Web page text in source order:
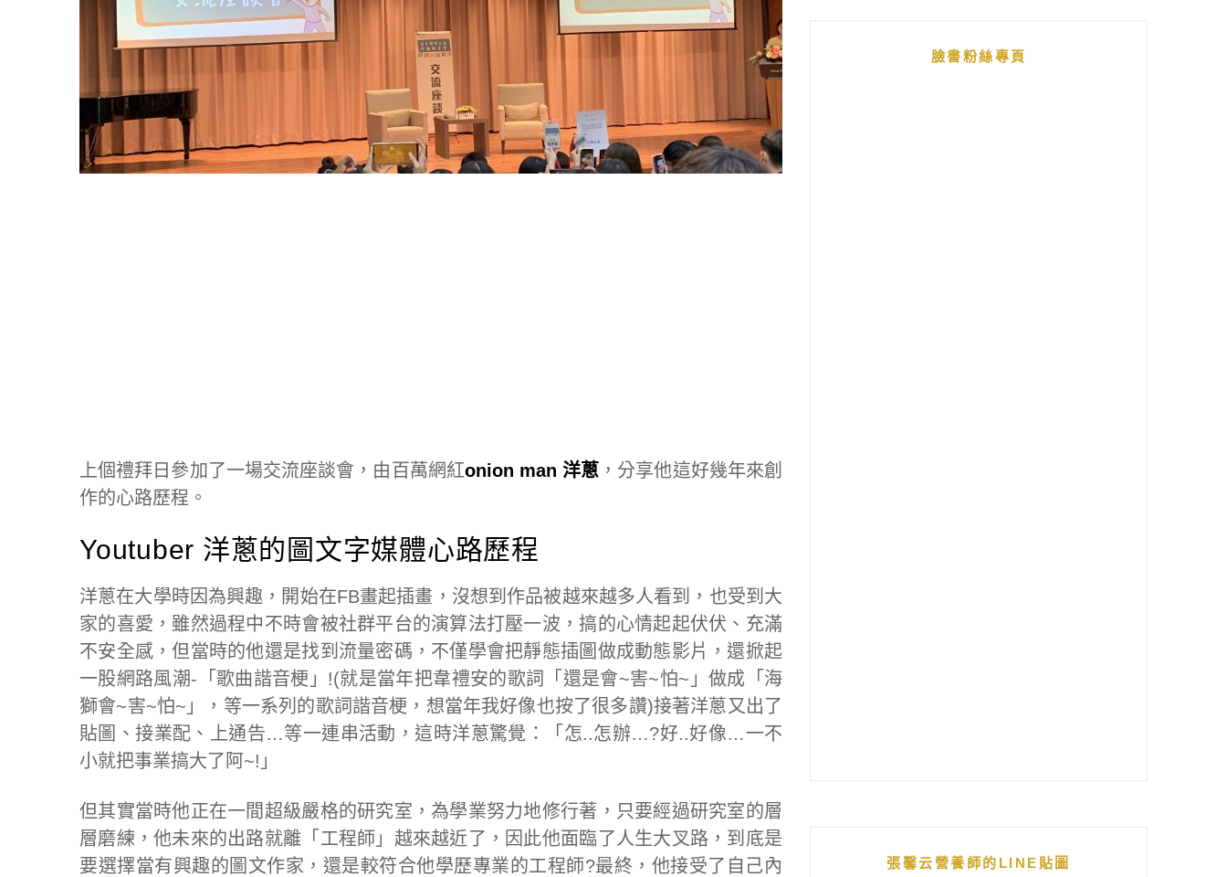
上個禮拜日參加了一場交流座談會，由百萬網紅onion man 洋蔥 ，分享他這好幾年來創
作的心路歷程。
Youtuber 洋蔥的圖文字媒體心路歷程
洋蔥在大學時因為興趣，開始在FB畫起插畫，沒想到作品被越來越多人看到，也受到大
家的喜愛，雖然過程中不時會被社群平台的演算法打壓一波，搞的心情起起伏伏、充滿
不安全感，但當時的他還是找到流量密碼，不僅學會把靜態插圖做成動態影片，還掀起
一股網路風潮-「歌曲諧音梗」!(就是當年把韋禮安的歌詞「還是會~害~怕~」做成「海
獅會~害~怕~」，等一系列的歌詞諧音梗，想當年我好像也按了很多讚)接著洋蔥又出了
貼圖、接業配、上通告…等一連串活動，這時洋蔥驚覺：「怎..怎辦…?好..好像…一不
小就把事業搞大了阿~!」
但其實當時他正在一間超級嚴格的研究室，為學業努力地修行著，只要經過研究室的層
層磨練，他未來的出路就離「工程師」越來越近了，因此他面臨了人生大叉路，到底是
要選擇當有興趣的圖文作家，還是較符合他學歷專業的工程師?最終，他接受了自己內
臉書粉絲專頁
張馨云營養師的LINE貼圖